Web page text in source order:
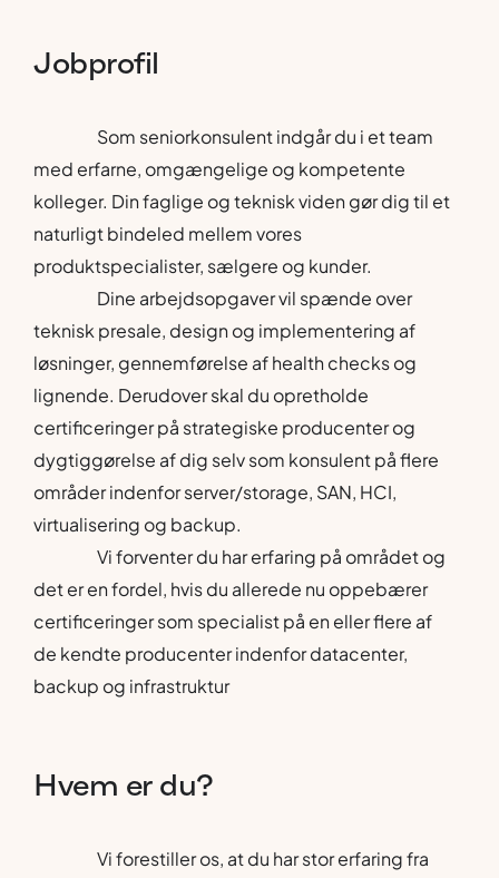
Jobprofil
Som seniorkonsulent indgår du i et team
med erfarne, omgængelige og kompetente
kolleger. Din faglige og teknisk viden gør dig til et
naturligt bindeled mellem vores
produktspecialister, sælgere og kunder.
Dine arbejdsopgaver vil spænde over
teknisk presale, design og implementering af
løsninger, gennemførelse af health checks og
lignende. Derudover skal du opretholde
certificeringer på strategiske producenter og
dygtiggørelse af dig selv som konsulent på flere
områder indenfor server/storage, SAN, HCI,
virtualisering og backup.
Vi forventer du har erfaring på området og
det er en fordel, hvis du allerede nu oppebærer
certificeringer som specialist på en eller flere af
de kendte producenter indenfor datacenter,
backup og infrastruktur
Hvem er du?
Vi forestiller os, at du har stor erfaring fra